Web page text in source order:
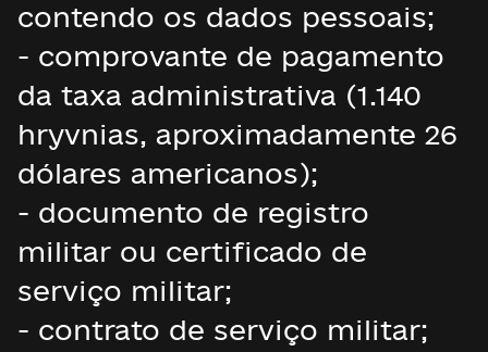
contendo os dados pessoais;
- comprovante de pagamento
da taxa administrativa (1.140
hryvnias, aproximadamente 26
dólares americanos);
- documento de registro
militar ou certificado de
serviço militar;
- contrato de serviço militar;